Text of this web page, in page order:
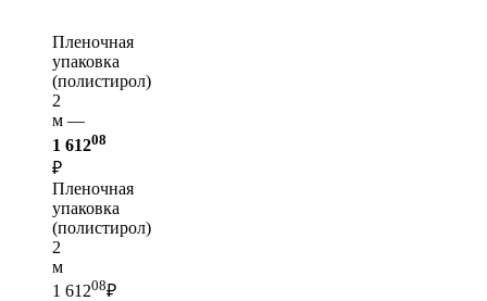
Пленочная
упаковка
(полистирол)
2
м —
1 61208
₽
Пленочная
упаковка
(полистирол)
2
м
1 61208₽